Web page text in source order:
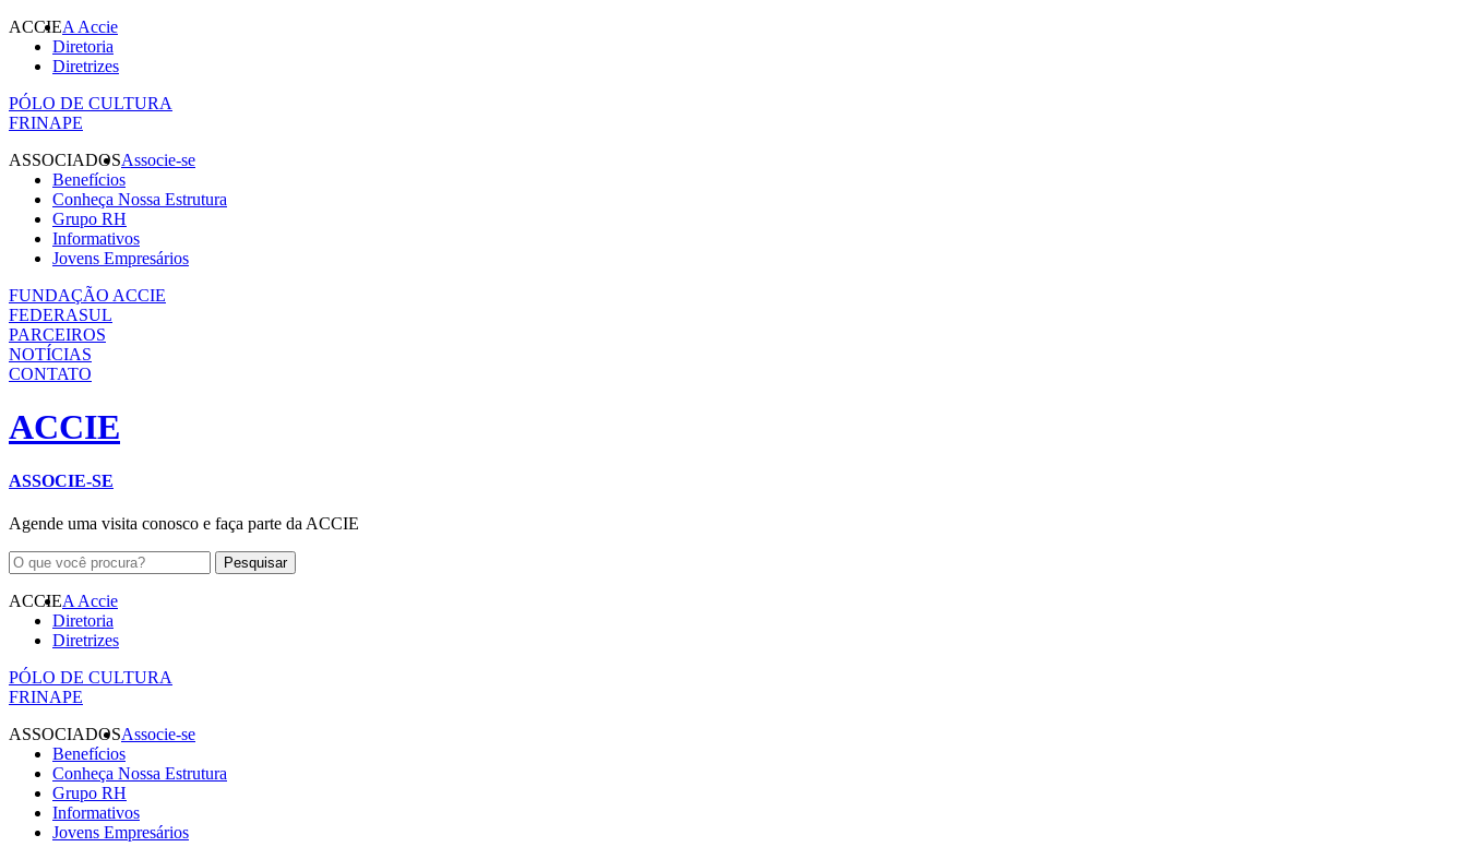
ACCIEA Accie
Diretoria
Diretrizes
PÓLO DE CULTURA
FRINAPE
ASSOCIADOSAssocie-se
Benefícios
Conheça Nossa Estrutura
Grupo RH
Informativos
Jovens Empresários
FUNDAÇÃO ACCIE
FEDERASUL
PARCEIROS
NOTÍCIAS
CONTATO
ACCIE
ASSOCIE-SE
Agende uma visita conosco e faça parte da ACCIE
ACCIEA Accie
Diretoria
Diretrizes
PÓLO DE CULTURA
FRINAPE
ASSOCIADOSAssocie-se
Benefícios
Conheça Nossa Estrutura
Grupo RH
Informativos
Jovens Empresários